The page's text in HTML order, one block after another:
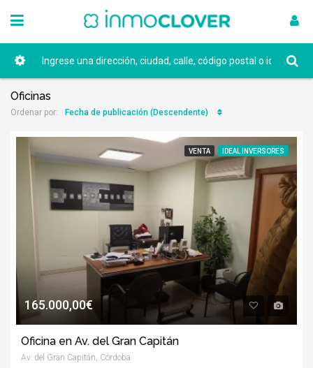
Oficinas
Ordenar por: Fecha de publicación (Descendente)
VENTA IDEAL INVERSORES
165.000,00€
Oficina en Av. del Gran Capitán
Av. del Gran Capitán, Córdoba